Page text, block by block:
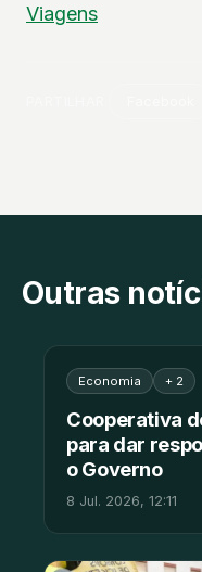
Viagens
Outras
Economia + 2
Cooperativa
para dar
o Governo
8 Jul. 2026, 12:11